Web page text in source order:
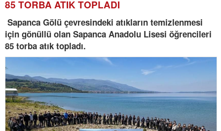
85 TORBA ATIK TOPLADI
Sapanca Gölü çevresindeki atıkların temizlenmesi
için gönüllü olan Sapanca Anadolu Lisesi öğrencileri
85 torba atık topladı.